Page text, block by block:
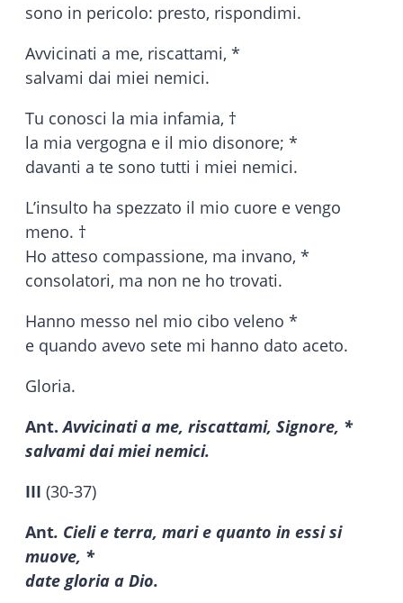
sono in pericolo: presto, rispondimi.
Avvicinati a me, riscattami, *
salvami dai miei nemici.
Tu conosci la mia infamia, †
la mia vergogna e il mio disonore; *
davanti a te sono tutti i miei nemici.
L’insulto ha spezzato il mio cuore e vengo
meno. †
Ho atteso compassione, ma invano, *
consolatori, ma non ne ho trovati.
Hanno messo nel mio cibo veleno *
e quando avevo sete mi hanno dato aceto.
Gloria.
Ant.Avvicinati a me, riscattami, Signore, *
salvami dai miei nemici.
III (30-37)
Ant. Cieli e terra, mari e quanto in essi si
muove, *
date gloria a Dio.